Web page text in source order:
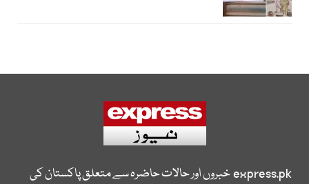
express.pkخبروں اور حالات حاضرہ سے متعلق پاکستان کی